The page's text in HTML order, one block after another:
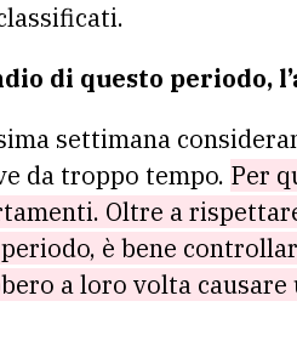
di questo periodo,
settimana
da troppo tempo. Per
Oltre a
è bene
a loro volta causare